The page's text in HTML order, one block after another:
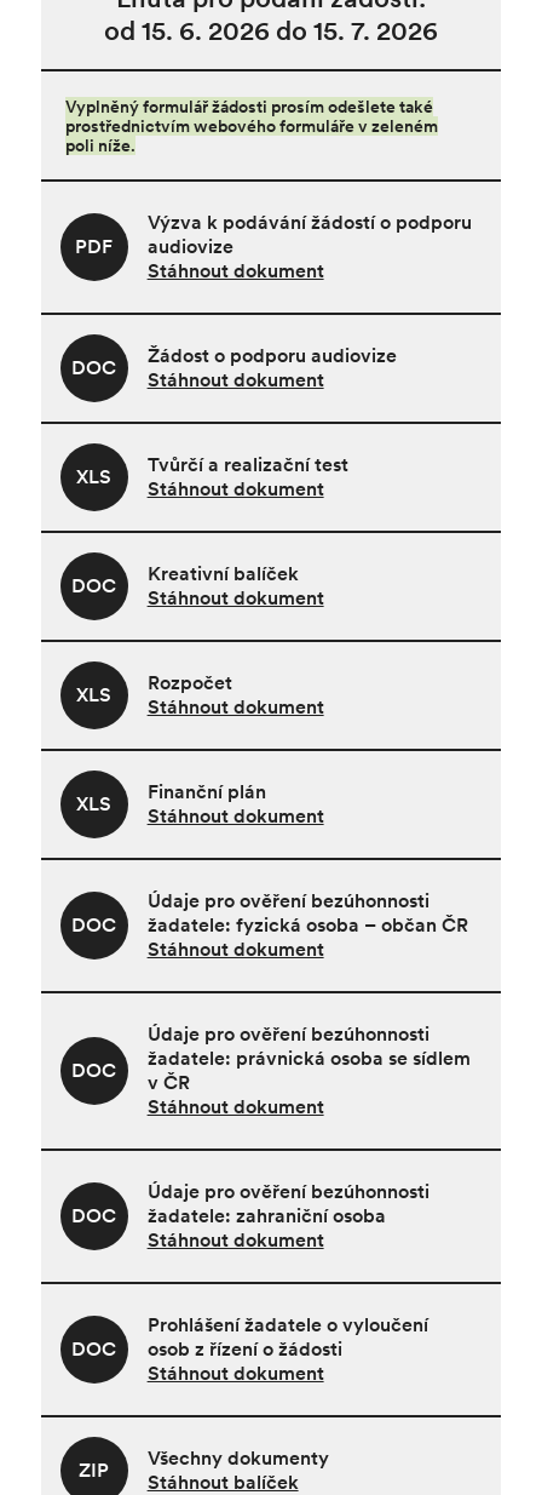
od 15. 6. 2026 do 15. 7. 2026
Vyplněný formulář žádosti prosím odešlete také
prostřednictvím webového formuláře v zeleném
poli níže.
Výzva k podávání žádostí o podporu
audiovize
Stáhnout dokument
PDF
Žádost o podporu audiovize
Stáhnout dokument
DOC
Tvůrčí a realizační test
Stáhnout dokument
XLS
Kreativní balíček
Stáhnout dokument
DOC
Rozpočet
Stáhnout dokument
XLS
Finanční plán
Stáhnout dokument
XLS
Údaje pro ověření bezúhonnosti
žadatele: fyzická osoba – občan ČR
Stáhnout dokument
DOC
Údaje pro ověření bezúhonnosti
žadatele: právnická osoba se sídlem
v ČR
Stáhnout dokument
DOC
Údaje pro ověření bezúhonnosti
žadatele: zahraniční osoba
Stáhnout dokument
DOC
Prohlášení žadatele o vyloučení
osob z řízení o žádosti
Stáhnout dokument
DOC
Všechny dokumenty
Stáhnout balíček
ZIP